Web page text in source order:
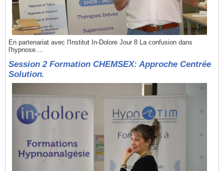
En partenariat avec l'Institut In-Dolore Jour 8 La confusion dans
l'hypnose....
Session 2 Formation CHEMSEX: Approche Centrée
Solution.